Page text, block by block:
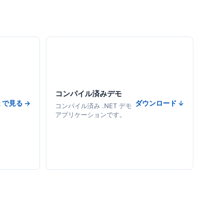
で見る →
コンパイル済みデモ
コンパイル済み .NET デモ
アプリケーションです。
ダウンロード ↓